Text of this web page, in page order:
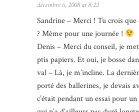
décembre 6, 2008 at 8:22
Sandrine – Merci ! Tu crois que
? Même pour une journée !
Denis – Merci du conseil, je
ptis papiers. Et oui, je bosse
val – Là, je m’incline. La
porté des ballerines, je devais
c’était pendant un essai pour